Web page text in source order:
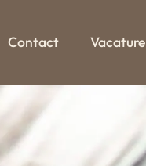
Contact Vacature